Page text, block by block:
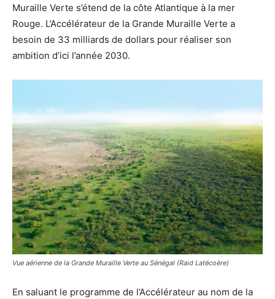
Muraille Verte s’étend de la côte Atlantique à la mer
Rouge. L’Accélérateur de la Grande Muraille Verte a
besoin de 33 milliards de dollars pour réaliser son
ambition d’ici l’année 2030.
Vue aérienne de la Grande Muraille Verte au Sénégal (Raid Latécoère)
En saluant le programme de l’Accélérateur au nom de la